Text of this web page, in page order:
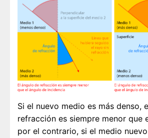
Si el nuevo medio es más denso,
refracción es siempre menor que
por el contrario, si el medio